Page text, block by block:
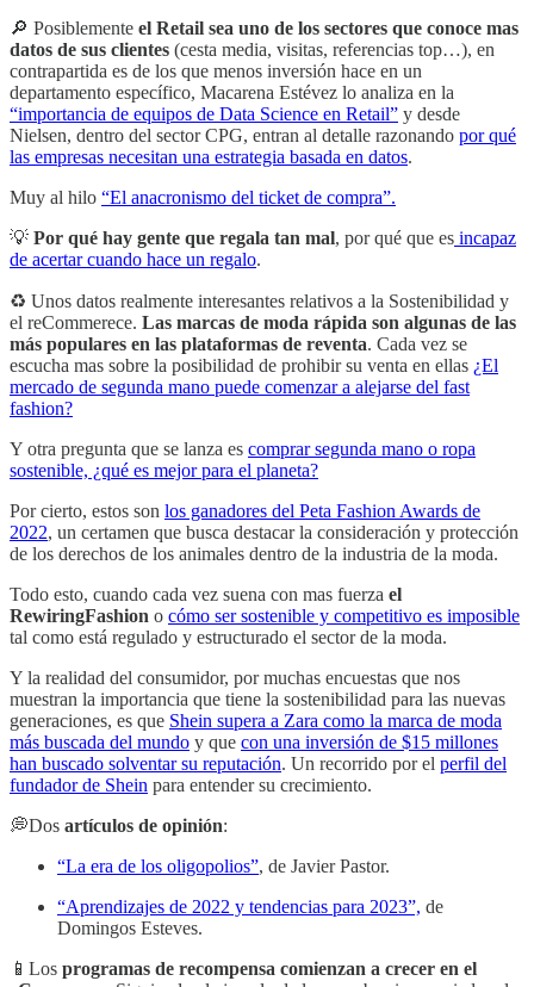
🔎 Posiblemente el Retail sea uno de los sectores que conoce mas
datos de sus clientes (cesta media, visitas, referencias top…), en
contrapartida es de los que menos inversión hace en un
departamento específico, Macarena Estévez lo analiza en la
“importancia de equipos de Data Science en Retail” y desde
Nielsen, dentro del sector CPG, entran al detalle razonando por qué
las empresas necesitan una estrategia basada en datos.
Muy al hilo “El anacronismo del ticket de compra”.
💡 Por qué hay gente que regala tan mal, por qué que es incapaz
de acertar cuando hace un regalo.
♻️ Unos datos realmente interesantes relativos a la Sostenibilidad y
el reCommerece. Las marcas de moda rápida son algunas de las
más populares en las plataformas de reventa. Cada vez se
escucha mas sobre la posibilidad de prohibir su venta en ellas ¿El
mercado de segunda mano puede comenzar a alejarse del fast
fashion?
Y otra pregunta que se lanza es comprar segunda mano o ropa
sostenible, ¿qué es mejor para el planeta?
Por cierto, estos son los ganadores del Peta Fashion Awards de
2022, un certamen que busca destacar la consideración y protección
de los derechos de los animales dentro de la industria de la moda.
Todo esto, cuando cada vez suena con mas fuerza el
RewiringFashion o cómo ser sostenible y competitivo es imposible
tal como está regulado y estructurado el sector de la moda.
Y la realidad del consumidor, por muchas encuestas que nos
muestran la importancia que tiene la sostenibilidad para las nuevas
generaciones, es que Shein supera a Zara como la marca de moda
más buscada del mundo y que con una inversión de $15 millones
han buscado solventar su reputación. Un recorrido por el perfil del
fundador de Shein para entender su crecimiento.
💭Dos artículos de opinión:
“La era de los oligopolios”, de Javier Pastor.
“Aprendizajes de 2022 y tendencias para 2023”, de
Domingos Esteves.
📱Los programas de recompensa comienzan a crecer en el